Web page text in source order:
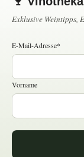
Exklusive Weintipps,
E-Mail-Adresse*
Vorname